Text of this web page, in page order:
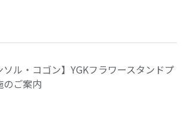
ソル・コゴン】YGKフラワースタンドプ
のご案内